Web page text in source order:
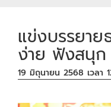
แข่งบรรยาย
ง่าย ฟังสนุก
19 มิถุนายน 2568 เวลา